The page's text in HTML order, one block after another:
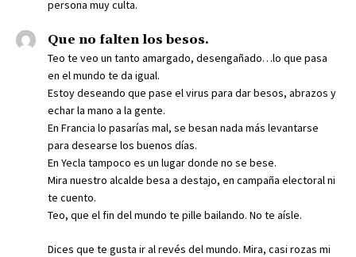
persona muy culta.
Que no falten los besos.
Teo te veo un tanto amargado, desengañado…lo que pasa
en el mundo te da igual.
Estoy deseando que pase el virus para dar besos, abrazos y
echar la mano a la gente.
En Francia lo pasarías mal, se besan nada más levantarse
para desearse los buenos días.
En Yecla tampoco es un lugar donde no se bese.
Mira nuestro alcalde besa a destajo, en campaña electoral ni
te cuento.
Teo, que el fin del mundo te pille bailando. No te aísle.
Dices que te gusta ir al revés del mundo. Mira, casi rozas mi